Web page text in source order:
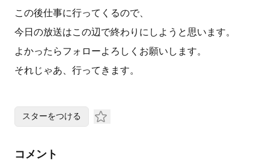
この後仕事に行ってくるので、
今日の放送はこの辺で終わりにしようと思います。
よかったらフォローよろしくお願いします。
それじゃあ、行ってきます。
スターをつける
コメント